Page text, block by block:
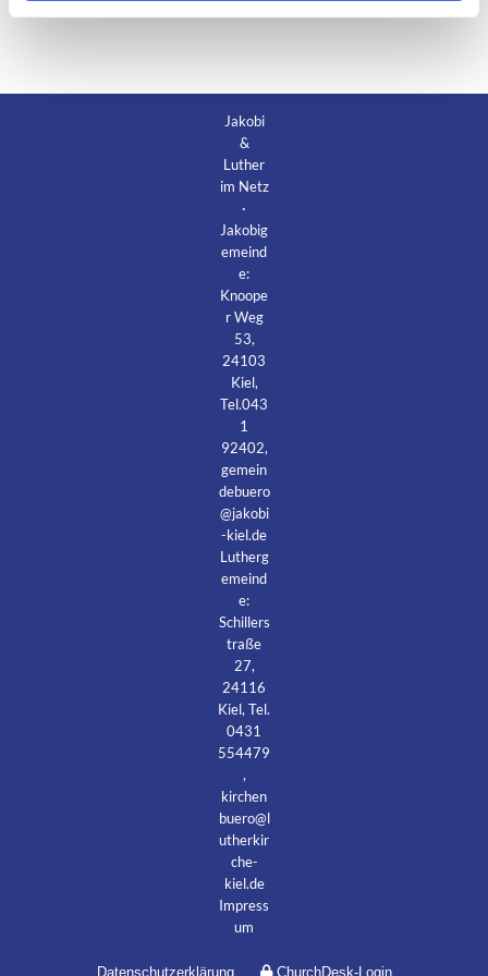
Jakobi
&
Luther
im Netz
·
Jakobig
emeind
e:
Knoope
r Weg
53,
24103
Kiel,
Tel.043
1
92402,
gemein
debuero
@jakobi
-kiel.de
Lutherg
emeind
e:
Schillers
traße
27,
24116
Kiel, Tel.
0431
554479
,
kirchen
buero@l
utherkir
che-
kiel.de
Impress
um
Datenschutzerklärung ChurchDesk-Login